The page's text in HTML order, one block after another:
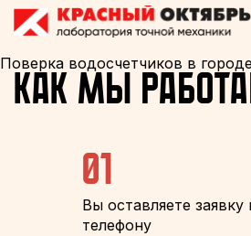
Поверка водосчетчиков в
Как мы
01
Вы оставляете
телефону